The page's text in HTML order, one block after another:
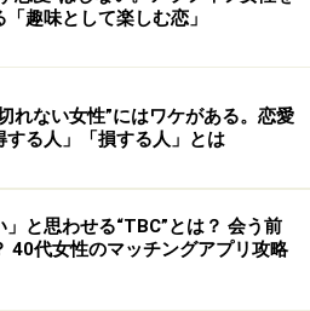
たとえ疎遠になっても「捨て
ず。
は捨てるすべき？
は「無駄な付き合いをやめる」
趣味として楽しむ恋」
れない女性”にはワケがある。恋愛
する人」「損する人」とは
」と思わせる“TBC”とは？ 会う前
40代女性のマッチングアプリ攻略